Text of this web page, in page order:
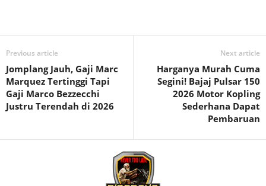
Previous article
Jomplang Jauh, Gaji Marc
Marquez Tertinggi Tapi
Gaji Marco Bezzecchi
Justru Terendah di 2026
Next article
Harganya Murah Cuma
Segini! Bajaj Pulsar 150
2026 Motor Kopling
Sederhana Dapat
Pembaruan